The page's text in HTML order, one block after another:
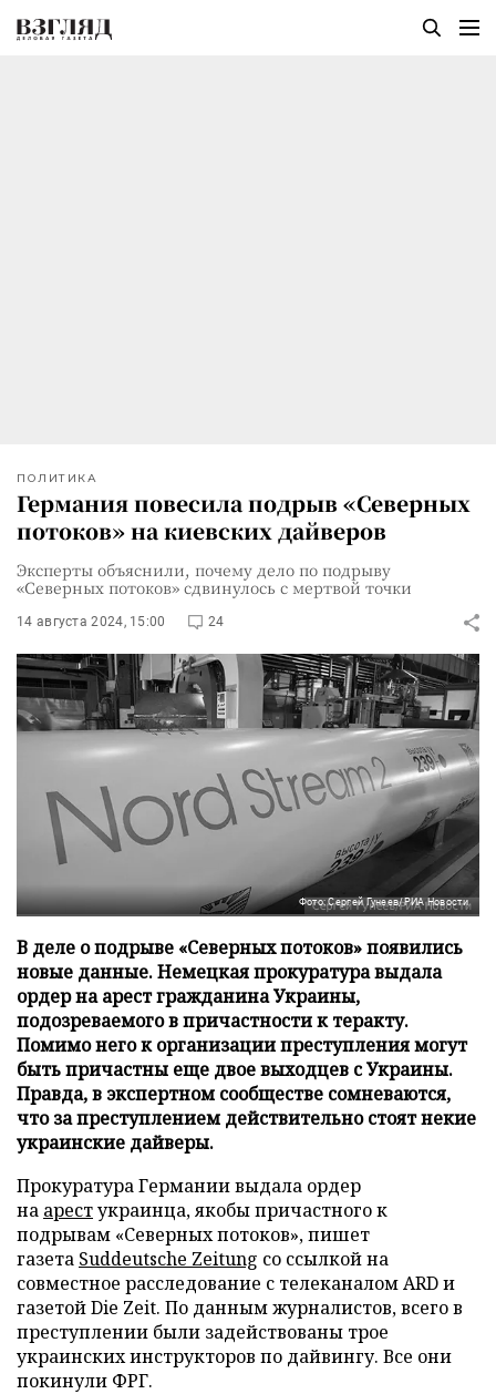
ПОЛИТИКА
Германия повесила подрыв «Северных
потоков» на киевских дайверов
Эксперты объяснили, почему дело по подрыву
«Северных потоков» сдвинулось с мертвой точки
14 августа 2024, 15:00 24
Фото: Сергей Гунеев/РИА Новости
В деле о подрыве «Северных потоков» появились
новые данные. Немецкая прокуратура выдала
ордер на арест гражданина Украины,
подозреваемого в причастности к теракту.
Помимо него к организации преступления могут
быть причастны еще двое выходцев с Украины.
Правда, в экспертном сообществе сомневаются,
что за преступлением действительно стоят некие
украинские дайверы.
Прокуратура Германии выдала ордер
на арестукраинца, якобы причастного к
подрывам «Северных потоков», пишет
газета Suddeutsche Zeitung со ссылкой на
совместное расследование с телеканалом ARD и
газетой Die Zeit. По данным журналистов, всего в
преступлении были задействованы трое
украинских инструкторов по дайвингу. Все они
покинули ФРГ.